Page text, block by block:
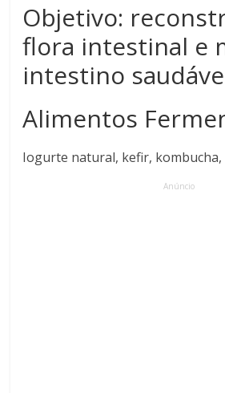
Objetivo:
flora intestinal e
intestino
Alimentos
Iogurte natural, kefir, kombucha,
Anúncio